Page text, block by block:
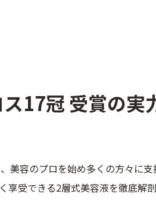
17冠 受賞の実
美容のプロを始め多くの方々に支
享受できる2層式美容液を徹底解